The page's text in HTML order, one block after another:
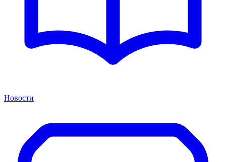
Новости